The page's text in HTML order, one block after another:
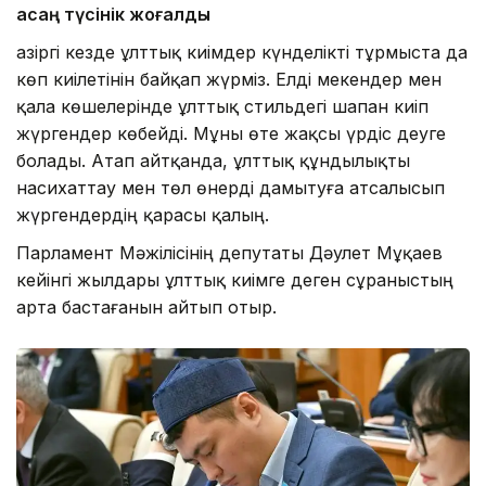
қасаң түсінік жоғалды
Қазіргі кезде ұлттық киімдер күнделікті тұрмыста да
көп киілетінін байқап жүрміз. Елді мекендер мен
қала көшелерінде ұлттық стильдегі шапан киіп
жүргендер көбейді. Мұны өте жақсы үрдіс деуге
болады. Атап айтқанда, ұлттық құндылықты
насихаттау мен төл өнерді дамытуға атсалысып
жүргендердің қарасы қалың.
Парламент Мәжілісінің депутаты Дәулет Мұқаев
кейінгі жылдары ұлттық киімге деген сұраныстың
арта бастағанын айтып отыр.